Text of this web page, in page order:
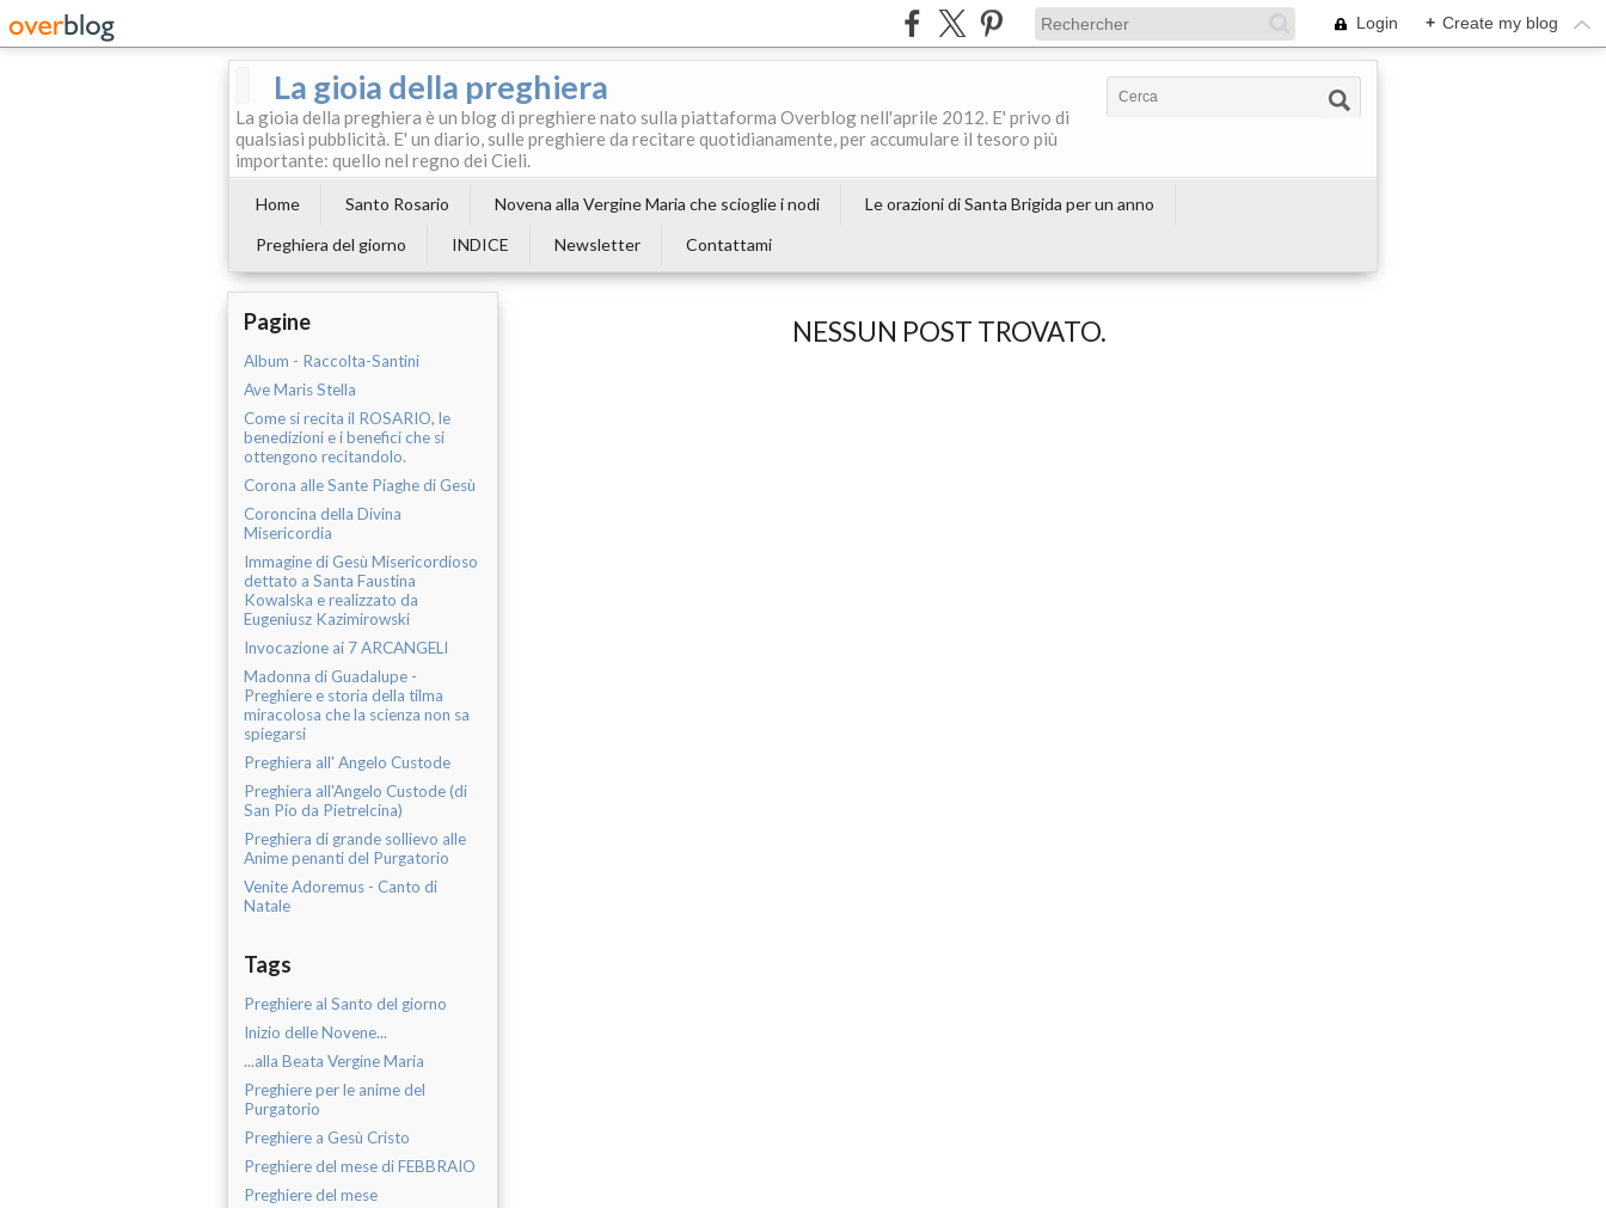
Login + Create my blog
La gioia della preghiera
La gioia della preghiera è un blog di preghiere nato sulla piattaforma Overblog nell'aprile 2012. E' privo di
qualsiasi pubblicità. E' un diario, sulle preghiere da recitare quotidianamente, per accumulare il tesoro più
importante: quello nel regno dei Cieli.
Home Santo Rosario Novena alla Vergine Maria che scioglie i nodi
Le orazioni di Santa Brigida per un anno
Preghiera del giorno
INDICE Newsletter Contattami
Pagine
Album - Raccolta-Santini
Ave Maris Stella
Come si recita il ROSARIO, le
benedizioni e i benefici che si
ottengono recitandolo.
Corona alle Sante Piaghe di Gesù
Coroncina della Divina
Misericordia
Immagine di Gesù Misericordioso
dettato a Santa Faustina
Kowalska e realizzato da
Eugeniusz Kazimirowski
Invocazione ai 7 ARCANGELI
Madonna di Guadalupe -
Preghiere e storia della tilma
miracolosa che la scienza non sa
spiegarsi
Preghiera all' Angelo Custode
Preghiera all'Angelo Custode (di
San Pio da Pietrelcina)
Preghiera di grande sollievo alle
Anime penanti del Purgatorio
Venite Adoremus - Canto di
Natale
Tags
Preghiere al Santo del giorno
Inizio delle Novene...
...alla Beata Vergine Maria
Preghiere per le anime del
Purgatorio
Preghiere a Gesù Cristo
Preghiere del mese di FEBBRAIO
Preghiere del mese
NESSUN POST TROVATO.